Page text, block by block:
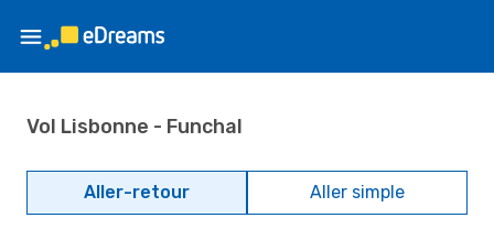
Vol Lisbonne - Funchal
Aller-retour Aller simple